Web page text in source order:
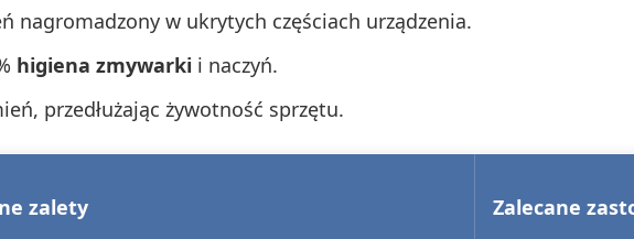
nagromadzony w ukrytych częściach urządzenia.
higiena zmywarki i naczyń.
przedłużając żywotność sprzętu.
zalety Zalecane